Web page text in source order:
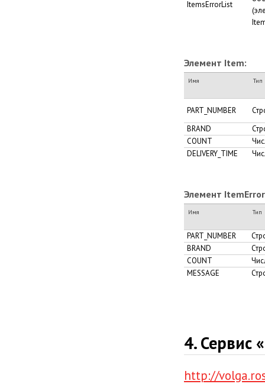
ItemsErrorList
Элемент Item:
Имя Тип
PART_NUMBER
BRAND
COUNT
DELIVERY_TIME
Элемент
Имя Тип
PART_NUMBER
BRAND
COUNT
MESSAGE
4. Сервис
http://